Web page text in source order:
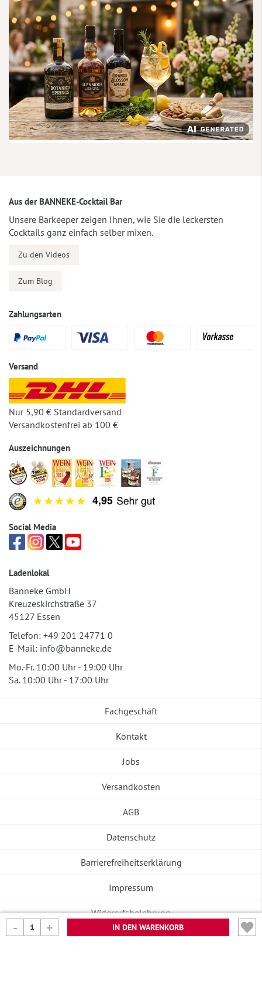
IN DEN WARENKORB
Aus der BANNEKE-Cocktail Bar
Unsere Barkeeper zeigen Ihnen, wie Sie die leckersten
Cocktails ganz einfach selber mixen.
Zu den Videos
Zum Blog
Zahlungsarten
Versand
Nur 5,90 € Standardversand
Versandkostenfrei ab 100 €
Auszeichnungen
Social Media
Ladenlokal
Banneke GmbH
Kreuzeskirchstraße 37
45127 Essen
Telefon: +49 201 24771 0
E-Mail: info@banneke.de
Mo.-Fr. 10:00 Uhr - 19:00 Uhr
Sa. 10:00 Uhr - 17:00 Uhr
Fachgeschäft
Kontakt
Jobs
Versandkosten
AGB
Datenschutz
Barrierefreiheitserklärung
Impressum
Widerrufsbelehrung
Vertrag widerrufen